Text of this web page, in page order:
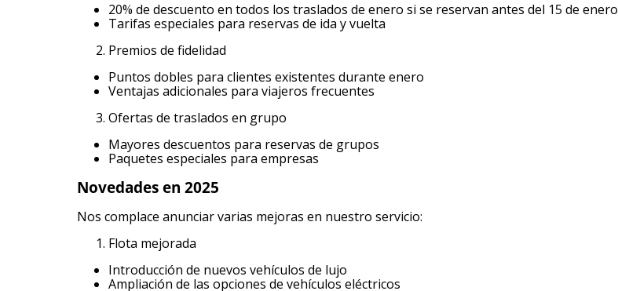
20% de descuento en todos los traslados de enero si se reservan antes del 15 de enero
Tarifas especiales para reservas de ida y vuelta
Premios de fidelidad
Puntos dobles para clientes existentes durante enero
Ventajas adicionales para viajeros frecuentes
Ofertas de traslados en grupo
Mayores descuentos para reservas de grupos
Paquetes especiales para empresas
Novedades en 2025
Nos complace anunciar varias mejoras en nuestro servicio:
Flota mejorada
Introducción de nuevos vehículos de lujo
Ampliación de las opciones de vehículos eléctricos